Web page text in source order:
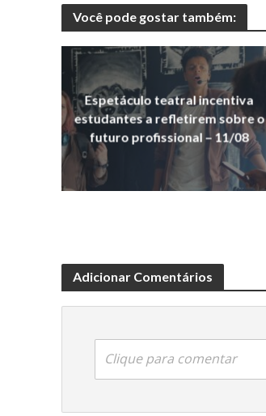
Você pode gostar também:
Espetáculo teatral incentiva
estudantes a refletirem sobre o
futuro profissional – 11/08
Adicionar Comentários
Clique para comentar